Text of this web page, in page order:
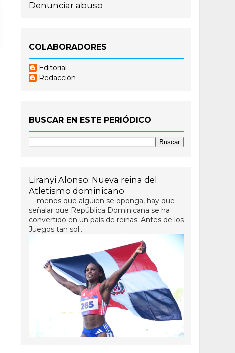
Denunciar abuso
COLABORADORES
Editorial
Redacción
BUSCAR EN ESTE PERIÓDICO
Liranyi Alonso: Nueva reina del
Atletismo dominicano
menos que alguien se oponga, hay que
señalar que República Dominicana se ha
convertido en un país de reinas. Antes de los
Juegos tan sol...